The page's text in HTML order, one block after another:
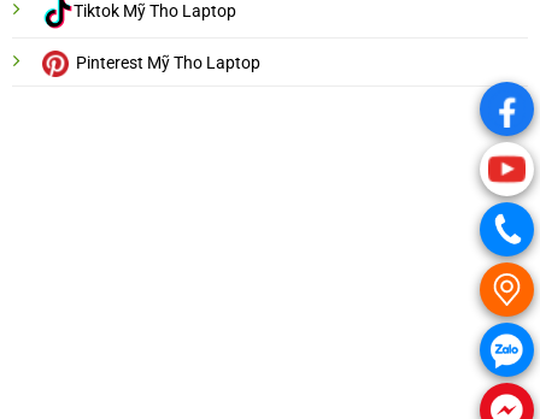
Tiktok Mỹ Tho Laptop
Pinterest Mỹ Tho Laptop
.
.
.
.
.
.